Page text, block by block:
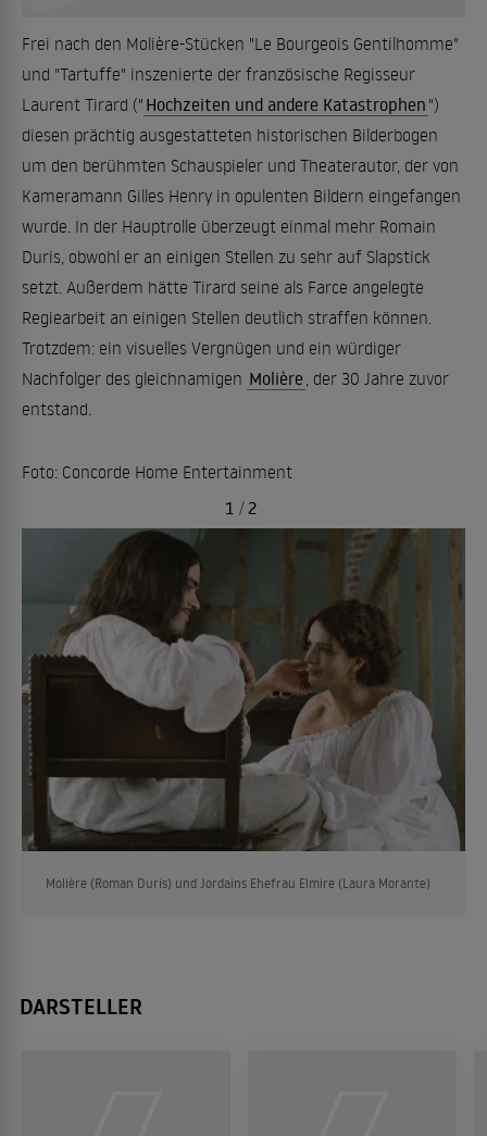
Frei nach den Molière-Stücken "Le Bourgeois Gentilhomme"
und "Tartuffe" inszenierte der französische Regisseur
Laurent Tirard (" Hochzeiten und andere Katastrophen ")
diesen prächtig ausgestatteten historischen Bilderbogen
um den berühmten Schauspieler und Theaterautor, der von
Kameramann Gilles Henry in opulenten Bildern eingefangen
wurde. In der Hauptrolle überzeugt einmal mehr Romain
Duris, obwohl er an einigen Stellen zu sehr auf Slapstick
setzt. Außerdem hätte Tirard seine als Farce angelegte
Regiearbeit an einigen Stellen deutlich straffen können.
Trotzdem: ein visuelles Vergnügen und ein würdiger
Nachfolger des gleichnamigen Molière , der 30 Jahre zuvor
entstand.
Foto: Concorde Home Entertainment
Molière (Roman Duris) und Jordains Ehefrau Elmire (Laura Morante)
1 / 2
DARSTELLER